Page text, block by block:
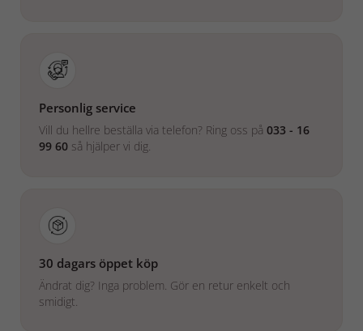
Personlig service
Vill du hellre beställa via telefon? Ring oss på 033 - 16
99 60 så hjälper vi dig.
30 dagars öppet köp
Ändrat dig? Inga problem. Gör en retur enkelt och
smidigt.